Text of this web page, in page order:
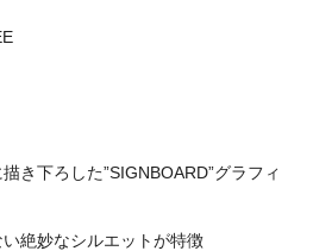
き下ろした”SIGNBOARD”グラフィ
絶妙なシルエットが特徴